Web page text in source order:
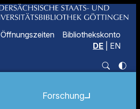
Öffnungszeiten
Bibliothekskonto
DE
EN
Forschung